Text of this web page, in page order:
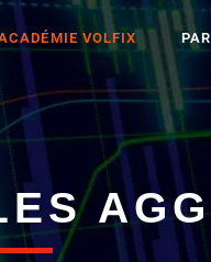
VOLFIX
AGG